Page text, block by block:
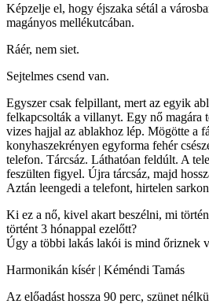
Képzelje el, hogy éjszaka sétál a
magányos mellékutcában.
Ráér, nem siet.
Sejtelmes csend van.
Egyszer csak felpillant, mert az egyik
felkapcsolták a villanyt. Egy nő magára
vizes hajjal az ablakhoz lép. Mögötte a
konyhaszekrényen egyforma fehér
telefon. Tárcsáz. Láthatóan feldúlt. A
feszülten figyel. Újra tárcsáz, majd
Aztán leengedi a telefont, hirtelen
Ki ez a nő, kivel akart beszélni, mi
történt 3 hónappal ezelőtt?
Úgy a többi lakás lakói is mind őriznek
Harmonikán kísér | Kéméndi Tamás
Az előadást hossza 90 perc, szünet